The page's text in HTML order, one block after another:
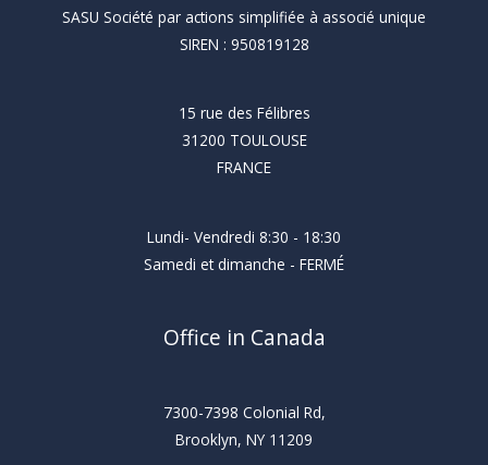
SASU Société par actions simplifiée à associé unique
SIREN : 950819128
15 rue des Félibres
31200 TOULOUSE
FRANCE
Lundi- Vendredi 8:30 - 18:30
Samedi et dimanche - FERMÉ
Office in Canada
7300-7398 Colonial Rd,
Brooklyn, NY 11209